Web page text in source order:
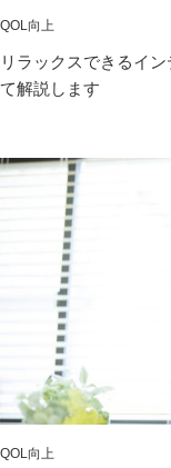
QOL向上
リラックスできるイ
て解説します
QOL向上